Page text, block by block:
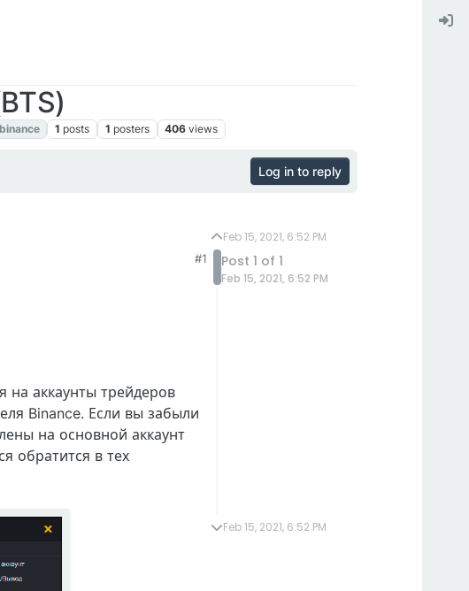
binance 1 posts 1 posters 406 views
Log in to reply
#1
на аккаунты трейдеров
Binance. Если вы забыли
на основной аккаунт
обратится в тех
Feb 15, 2021, 6:52 PM
Post 1 of 1
Feb 15, 2021, 6:52 PM
Feb 15, 2021, 6:52 PM